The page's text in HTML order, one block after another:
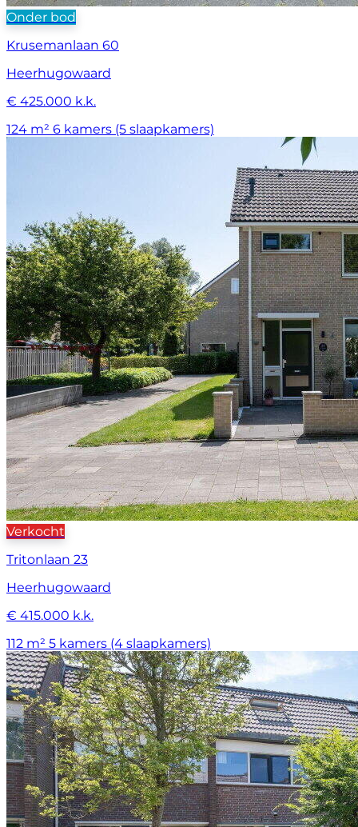
Onder bod
Krusemanlaan 60
Heerhugowaard
€ 425.000 k.k.
124 m² 6 kamers (5 slaapkamers)
Verkocht
Tritonlaan 23
Heerhugowaard
€ 415.000 k.k.
112 m² 5 kamers (4 slaapkamers)